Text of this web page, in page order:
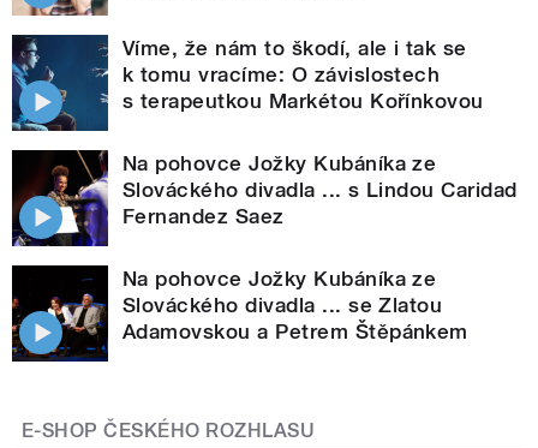
Víme, že nám to škodí, ale i tak se
k tomu vracíme: O závislostech
s terapeutkou Markétou Kořínkovou
Na pohovce Jožky Kubáníka ze
Slováckého divadla ... s Lindou Caridad
Fernandez Saez
Na pohovce Jožky Kubáníka ze
Slováckého divadla ... se Zlatou
Adamovskou a Petrem Štěpánkem
E-SHOP ČESKÉHO ROZHLASU